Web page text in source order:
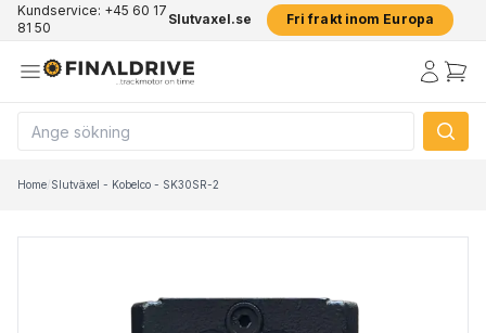
Kundservice: +45 60 17
81 50
Slutvaxel.se Fri frakt inom Europa
Home/Slutväxel - Kobelco - SK30SR-2